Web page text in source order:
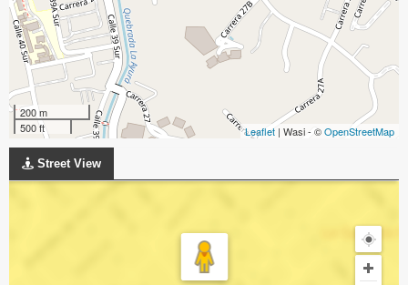
200 m
500 ft
Leaflet | Wasi - ©OpenStreetMap
Street View